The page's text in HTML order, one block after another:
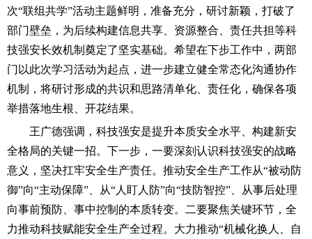
次“联组共学”活动主题鲜明，准备充分，研讨新颖，打破了
部门壁垒，为后续构建信息共享、资源整合、责任共担等科
技强安长效机制奠定了坚实基础。希望在下步工作中，两部
门以此次学习活动为起点，进一步建立健全常态化沟通协作
机制，将研讨形成的共识和思路清单化、责任化，确保各项
举措落地生根、开花结果。
王广德强调，科技强安是提升本质安全水平、构建新安
全格局的关键一招。下一步，一要深刻认识科技强安的战略
意义，坚决扛牢安全生产责任。推动安全生产工作从“被动防
御”向“主动保障”、从“人盯人防”向“技防智控”、从事后处理
向事前预防、事中控制的本质转变。二要聚焦关键环节，全
力推动科技赋能安全生产全过程。大力推动“机械化换人、自